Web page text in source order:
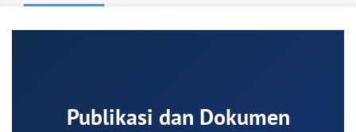
Publikasi dan Dokumen